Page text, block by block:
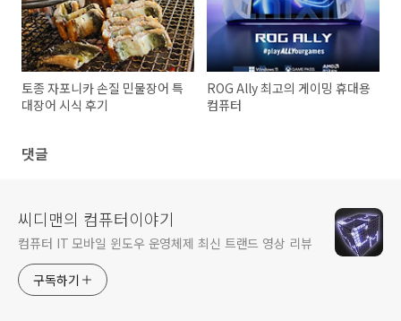
토종 자포니카 손질 민물장어 특
대장어 시식 후기
ROG Ally 최고의 게이밍 휴대용
컴퓨터
댓글
씨디맨의 컴퓨터이야기
컴퓨터 IT 모바일 윈도우 운영체제 최신 트랜드 영상 리뷰
구독하기